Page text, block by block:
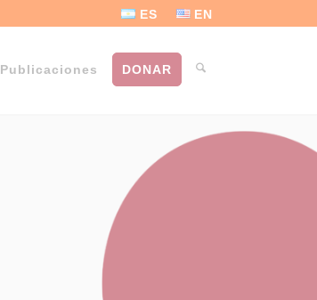
ES EN
Publicaciones DONAR